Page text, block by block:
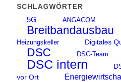
SCHLAGWÖRTER
5G ANGACOM
Breitbandausbau
Heizungskeller
Digitales
DSC DSC-Team
DSC intern
vor Ort